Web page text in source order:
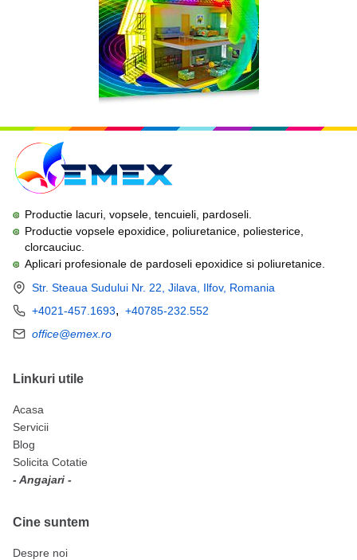
Productie lacuri, vopsele, tencuieli, pardoseli.
Productie vopsele epoxidice, poliuretanice, poliesterice,
clorcauciuc.
Aplicari profesionale de pardoseli epoxidice si poliuretanice.
Str. Steaua Sudului Nr. 22, Jilava, Ilfov, Romania
+4021-457.1693, +40785-232.552
office@emex.ro
Linkuri utile
Acasa
Servicii
Blog
Solicita Cotatie
- Angajari -
Cine suntem
Despre noi